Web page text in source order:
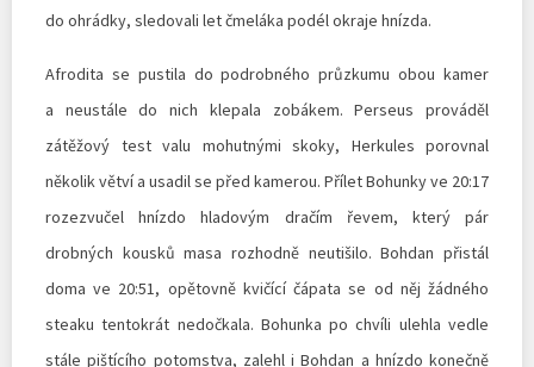
do ohrádky, sledovali let čmeláka podél okraje hnízda.
Afrodita se pustila do podrobného průzkumu obou kamer
a neustále do nich klepala zobákem. Perseus prováděl
zátěžový test valu mohutnými skoky, Herkules porovnal
několik větví a usadil se před kamerou. Přílet Bohunky ve 20:17
rozezvučel hnízdo hladovým dračím řevem, který pár
drobných kousků masa rozhodně neutišilo. Bohdan přistál
doma ve 20:51, opětovně kvičící čápata se od něj žádného
steaku tentokrát nedočkala. Bohunka po chvíli ulehla vedle
stále pištícího potomstva, zalehl i Bohdan a hnízdo konečně